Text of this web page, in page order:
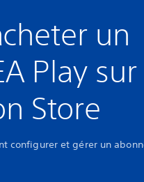
un
Play sur
Store
configurer et gérer un